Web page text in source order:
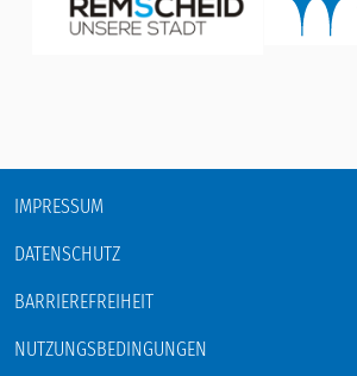
IMPRESSUM
DATENSCHUTZ
BARRIEREFREIHEIT
NUTZUNGSBEDINGUNGEN